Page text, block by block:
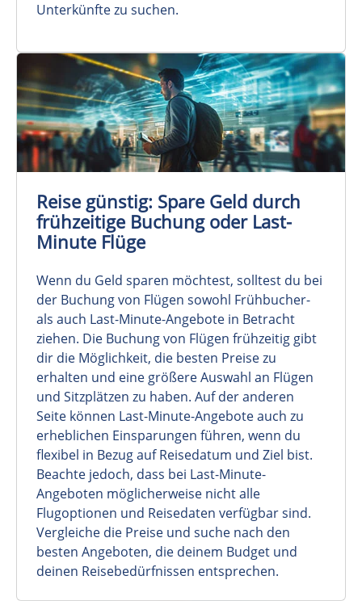
Unterkünfte zu suchen.
Reise günstig: Spare Geld durch
frühzeitige Buchung oder Last-
Minute Flüge
Wenn du Geld sparen möchtest, solltest du bei
der Buchung von Flügen sowohl Frühbucher-
als auch Last-Minute-Angebote in Betracht
ziehen. Die Buchung von Flügen frühzeitig gibt
dir die Möglichkeit, die besten Preise zu
erhalten und eine größere Auswahl an Flügen
und Sitzplätzen zu haben. Auf der anderen
Seite können Last-Minute-Angebote auch zu
erheblichen Einsparungen führen, wenn du
flexibel in Bezug auf Reisedatum und Ziel bist.
Beachte jedoch, dass bei Last-Minute-
Angeboten möglicherweise nicht alle
Flugoptionen und Reisedaten verfügbar sind.
Vergleiche die Preise und suche nach den
besten Angeboten, die deinem Budget und
deinen Reisebedürfnissen entsprechen.